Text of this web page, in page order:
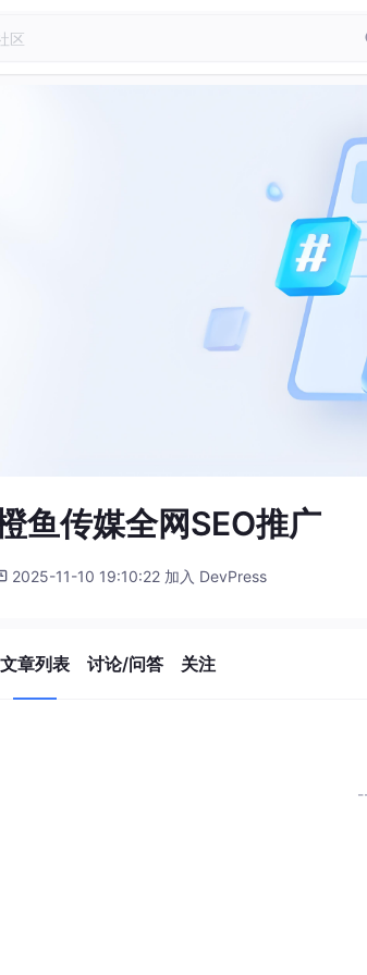
鱼传媒全网SEO推广
2025-11-10 19:10:22 加入 DevPress
文章列表 讨论/问答 关注